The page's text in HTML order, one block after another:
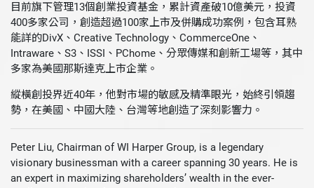
目前旗下管理13個創業投資基金，累計資產破10億美元，投資
400多家公司，創造超過100家上市及併購成功案例，包含耳熟
能詳的DivX、Creative Technology、CommerceOne、
Intraware、S3、ISSI、PChome、分眾傳媒和創新工場等，其中
多家為美國那斯達克上市企業。
縱橫創投界近40年，他對市場的敏感及精準眼光，始終引領趨
勢，在美國、中國大陸、台灣等地創造了深刻影響力。
Peter Liu, Chairman of WI Harper Group, is a legendary
visionary businessman with a career spanning 30 years. He is
an expert in maximizing shareholders’ wealth in the ever-